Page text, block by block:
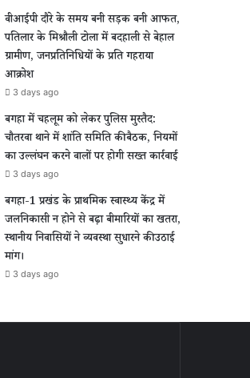
वीआईपी दौरे के समय बनी सड़क बनी आफत,
पतिलार के मिश्रौली टोला में बदहाली से बेहाल
ग्रामीण, जनप्रतिनिधियों के प्रति गहराया
आक्रोश
3 days ago
बगहा में चहलूम को लेकर पुलिस मुस्तैद:
चौतरवा थाने में शांति समिति की बैठक, नियमों
का उल्लंघन करने वालों पर होगी सख्त कार्रवाई
3 days ago
बगहा-1 प्रखंड के प्राथमिक स्वास्थ्य केंद्र में
जलनिकासी न होने से बढ़ा बीमारियों का खतरा,
स्थानीय निवासियों ने व्यवस्था सुधारने की उठाई
मांग।
3 days ago